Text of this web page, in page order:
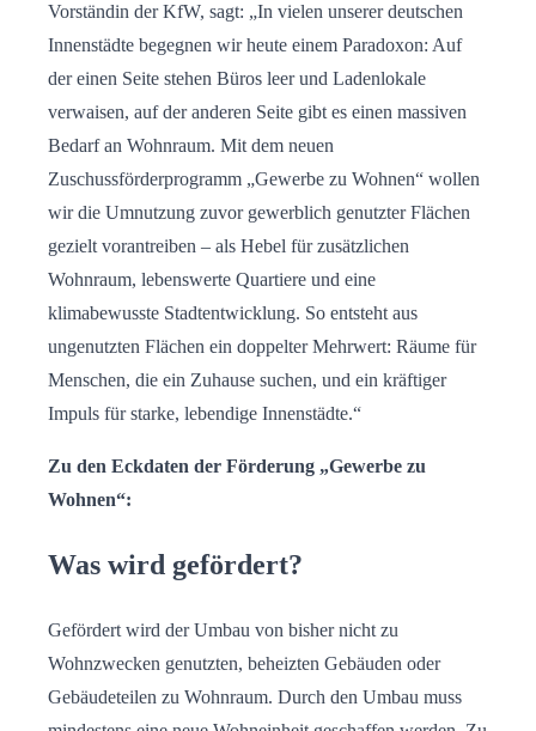
Vorständin der KfW, sagt: „In vielen unserer deutschen
Innenstädte begegnen wir heute einem Paradoxon: Auf
der einen Seite stehen Büros leer und Ladenlokale
verwaisen, auf der anderen Seite gibt es einen massiven
Bedarf an Wohnraum. Mit dem neuen
Zuschussförderprogramm „Gewerbe zu Wohnen“ wollen
wir die Umnutzung zuvor gewerblich genutzter Flächen
gezielt vorantreiben – als Hebel für zusätzlichen
Wohnraum, lebenswerte Quartiere und eine
klimabewusste Stadtentwicklung. So entsteht aus
ungenutzten Flächen ein doppelter Mehrwert: Räume für
Menschen, die ein Zuhause suchen, und ein kräftiger
Impuls für starke, lebendige Innenstädte.“
Zu den Eckdaten der Förderung „Gewerbe zu
Wohnen“:
Was wird gefördert?
Gefördert wird der Umbau von bisher nicht zu
Wohnzwecken genutzten, beheizten Gebäuden oder
Gebäudeteilen zu Wohnraum. Durch den Umbau muss